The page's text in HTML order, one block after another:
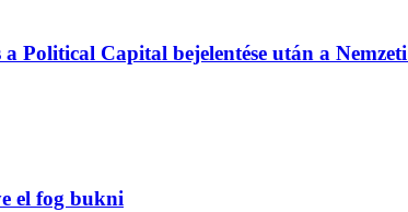
a Political Capital bejelentése után a
el fog bukni